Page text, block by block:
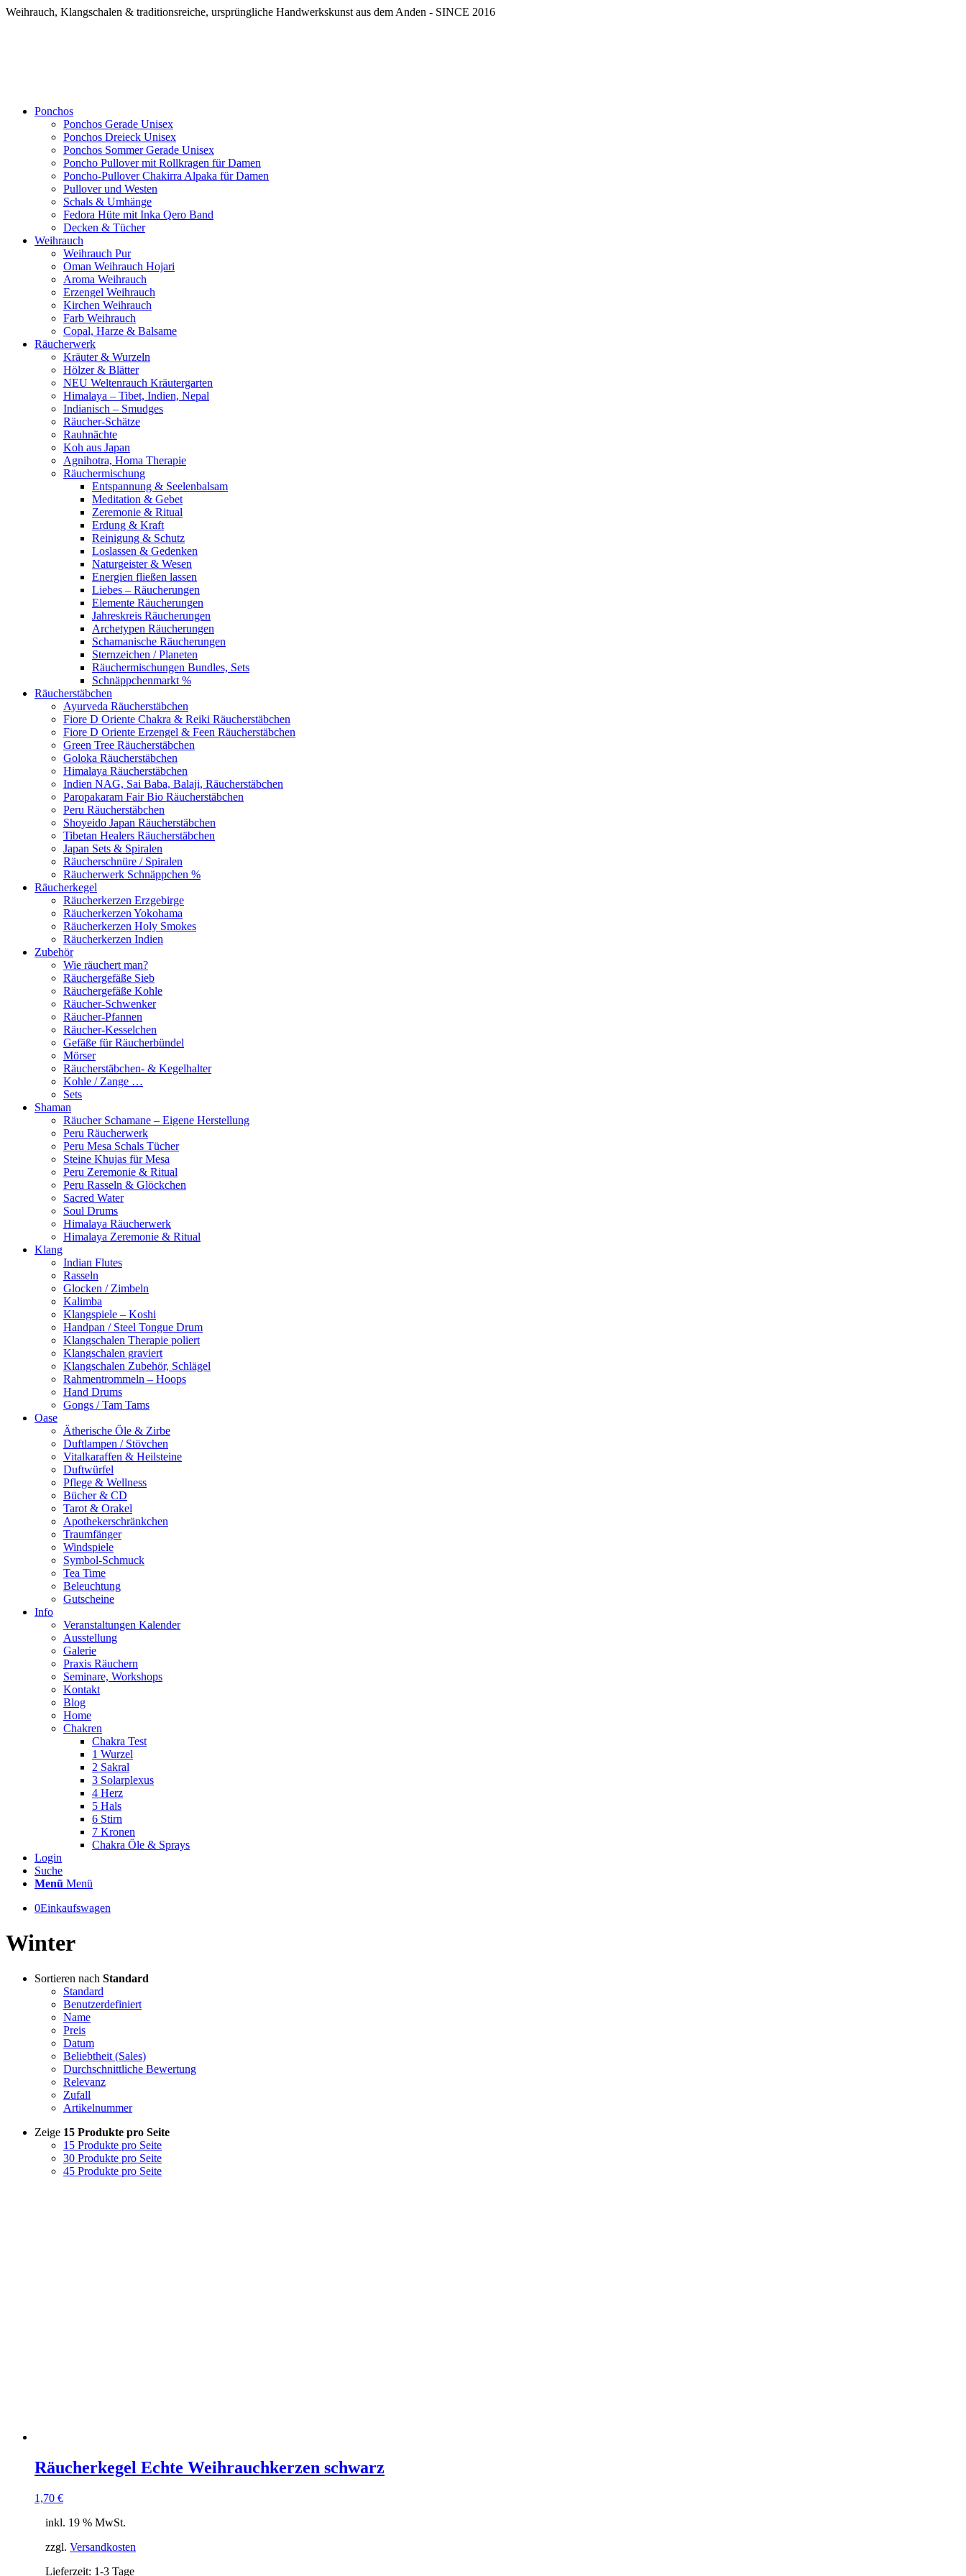
Weihrauch, Klangschalen & traditionsreiche, ursprüngliche Handwerkskunst aus dem Anden - SINCE 2016
Ponchos
Ponchos Gerade Unisex
Ponchos Dreieck Unisex
Ponchos Sommer Gerade Unisex
Poncho Pullover mit Rollkragen für Damen
Poncho-Pullover Chakirra Alpaka für Damen
Pullover und Westen
Schals & Umhänge
Fedora Hüte mit Inka Qero Band
Decken & Tücher
Weihrauch
Weihrauch Pur
Oman Weihrauch Hojari
Aroma Weihrauch
Erzengel Weihrauch
Kirchen Weihrauch
Farb Weihrauch
Copal, Harze & Balsame
Räucherwerk
Kräuter & Wurzeln
Hölzer & Blätter
NEU Weltenrauch Kräutergarten
Himalaya – Tibet, Indien, Nepal
Indianisch – Smudges
Räucher-Schätze
Rauhnächte
Koh aus Japan
Agnihotra, Homa Therapie
Räuchermischung
Entspannung & Seelenbalsam
Meditation & Gebet
Zeremonie & Ritual
Erdung & Kraft
Reinigung & Schutz
Loslassen & Gedenken
Naturgeister & Wesen
Energien fließen lassen
Liebes – Räucherungen
Elemente Räucherungen
Jahreskreis Räucherungen
Archetypen Räucherungen
Schamanische Räucherungen
Sternzeichen / Planeten
Räuchermischungen Bundles, Sets
Schnäppchenmarkt %
Räucherstäbchen
Ayurveda Räucherstäbchen
Fiore D Oriente Chakra & Reiki Räucherstäbchen
Fiore D Oriente Erzengel & Feen Räucherstäbchen
Green Tree Räucherstäbchen
Goloka Räucherstäbchen
Himalaya Räucherstäbchen
Indien NAG, Sai Baba, Balaji, Räucherstäbchen
Paropakaram Fair Bio Räucherstäbchen
Peru Räucherstäbchen
Shoyeido Japan Räucherstäbchen
Tibetan Healers Räucherstäbchen
Japan Sets & Spiralen
Räucherschnüre / Spiralen
Räucherwerk Schnäppchen %
Räucherkegel
Räucherkerzen Erzgebirge
Räucherkerzen Yokohama
Räucherkerzen Holy Smokes
Räucherkerzen Indien
Zubehör
Wie räuchert man?
Räuchergefäße Sieb
Räuchergefäße Kohle
Räucher-Schwenker
Räucher-Pfannen
Räucher-Kesselchen
Gefäße für Räucherbündel
Mörser
Räucherstäbchen- & Kegelhalter
Kohle / Zange …
Sets
Shaman
Räucher Schamane – Eigene Herstellung
Peru Räucherwerk
Peru Mesa Schals Tücher
Steine Khujas für Mesa
Peru Zeremonie & Ritual
Peru Rasseln & Glöckchen
Sacred Water
Soul Drums
Himalaya Räucherwerk
Himalaya Zeremonie & Ritual
Klang
Indian Flutes
Rasseln
Glocken / Zimbeln
Kalimba
Klangspiele – Koshi
Handpan / Steel Tongue Drum
Klangschalen Therapie poliert
Klangschalen graviert
Klangschalen Zubehör, Schlägel
Rahmentrommeln – Hoops
Hand Drums
Gongs / Tam Tams
Oase
Ätherische Öle & Zirbe
Duftlampen / Stövchen
Vitalkaraffen & Heilsteine
Duftwürfel
Pflege & Wellness
Bücher & CD
Tarot & Orakel
Apothekerschränkchen
Traumfänger
Windspiele
Symbol-Schmuck
Tea Time
Beleuchtung
Gutscheine
Info
Veranstaltungen Kalender
Ausstellung
Galerie
Praxis Räuchern
Seminare, Workshops
Kontakt
Blog
Home
Chakren
Chakra Test
1 Wurzel
2 Sakral
3 Solarplexus
4 Herz
5 Hals
6 Stirn
7 Kronen
Chakra Öle & Sprays
Login
Suche
Menü Menü
0Einkaufswagen
Winter
Sortieren nach Standard
Standard
Benutzerdefiniert
Name
Preis
Datum
Beliebtheit (Sales)
Durchschnittliche Bewertung
Relevanz
Zufall
Artikelnummer
Zeige 15 Produkte pro Seite
15 Produkte pro Seite
30 Produkte pro Seite
45 Produkte pro Seite
Räucherkegel Echte Weihrauchkerzen schwarz
1,70 €
inkl. 19 % MwSt.
zzgl. Versandkosten
Lieferzeit: 1-3 Tage